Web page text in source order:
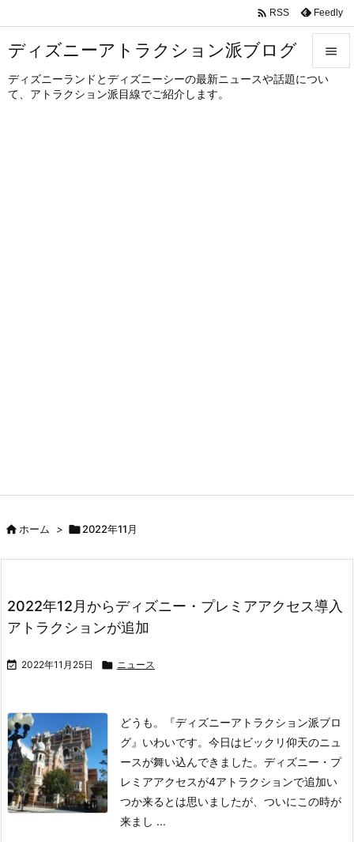
ディズニーアトラクション派ブログ
ディズニーランドとディズニーシーの最新ニュースや話題につい
て、アトラクション派目線でご紹介します。


 RSS Feedly
ホーム > 2022年11月
2022年12月からディズニー・プレミアアクセス導入
アトラクションが追加
 2022年11月25日  ニュース
どうも。『ディズニーアトラクション派ブロ
グ』いわいです。 今日はビックリ仰天のニュ
ースが舞い込んできました。 ディズニー・プ
レミアアクセスが4アトラクションで追加い
つか来るとは思いましたが、ついにこの時が
来まし ...